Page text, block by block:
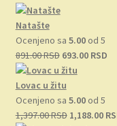
Natašte
Ocenjeno sa 5.00od 5
891.00RSD Originalna
cena
je
bila:
891.00 RSD.
693.00 RSD
Lovac u žitu
Ocenjeno sa 5.00od 5
1,397.00RSD Originalna
1,188.00